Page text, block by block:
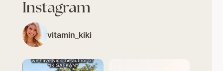
Instagram
vitamin_kiki